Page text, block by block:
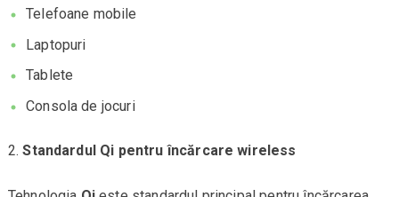
Telefoane mobile
Laptopuri
Tablete
Consola de jocuri
Standardul Qi pentru încărcare wireless